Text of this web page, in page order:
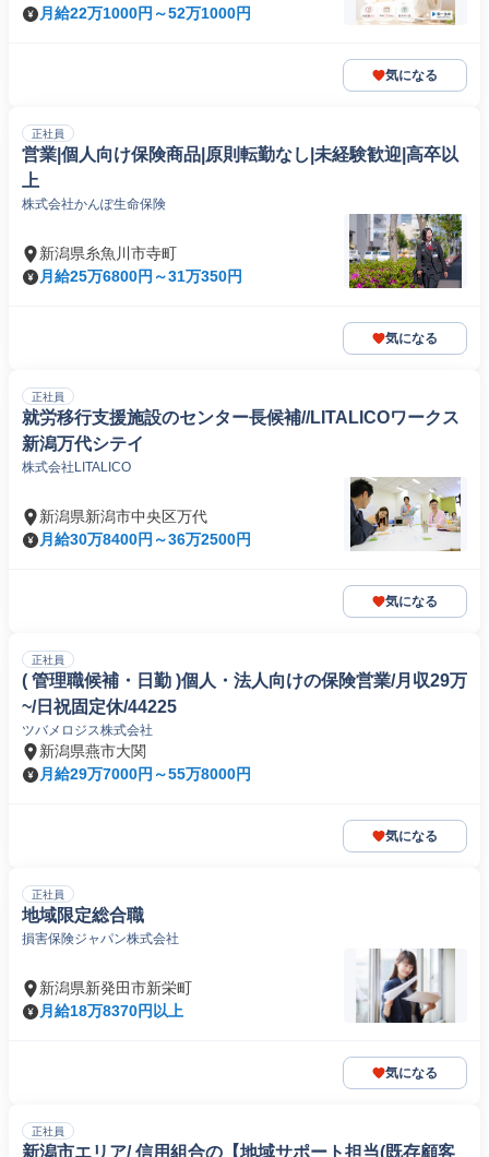
月給22万1000円～52万1000円
気になる
正社員
営業|個人向け保険商品|原則転勤なし|未経験歓迎|高卒以
上
株式会社かんぽ生命保険
新潟県糸魚川市寺町
月給25万6800円～31万350円
気になる
正社員
就労移行支援施設のセンター長候補//LITALICOワークス
新潟万代シテイ
株式会社LITALICO
新潟県新潟市中央区万代
月給30万8400円～36万2500円
気になる
正社員
( 管理職候補・日勤 )個人・法人向けの保険営業/月収29万
~/日祝固定休/44225
ツバメロジス株式会社
新潟県燕市大関
月給29万7000円～55万8000円
気になる
正社員
地域限定総合職
損害保険ジャパン株式会社
新潟県新発田市新栄町
月給18万8370円以上
気になる
正社員
新潟市エリア/ 信用組合の【地域サポート担当(既存顧客